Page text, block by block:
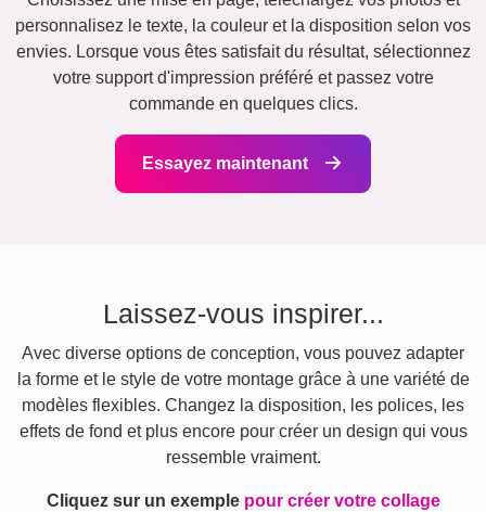
personnalisez le texte, la couleur et la disposition selon vos
envies. Lorsque vous êtes satisfait du résultat, sélectionnez
votre support d'impression préféré et passez votre
commande en quelques clics.
Essayez maintenant
Laissez-vous inspirer...
Avec diverse options de conception, vous pouvez adapter
la forme et le style de votre montage grâce à une variété de
modèles flexibles. Changez la disposition, les polices, les
effets de fond et plus encore pour créer un design qui vous
ressemble vraiment.
Cliquez sur un exemple pour créer votre collage